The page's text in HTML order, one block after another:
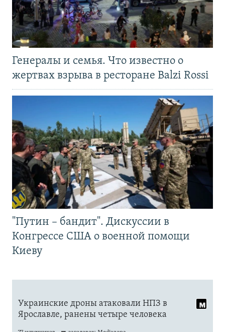
Генералы и семья. Что известно о
жертвах взрыва в ресторане Balzi Rossi
"Путин – бандит". Дискуссии в
Конгрессе США о военной помощи
Киеву